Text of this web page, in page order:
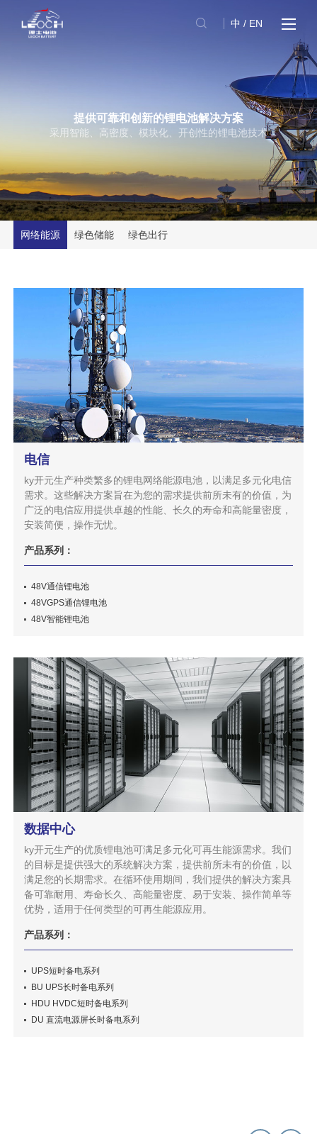
中 / EN
提供可靠和创新的锂电池解决方案
采用智能、高密度、模块化、开创性的锂电池技术
网络能源 绿色储能 绿色出行
电信
ky开元生产种类繁多的锂电网络能源电池，以满足多元化电信
需求。这些解决方案旨在为您的需求提供前所未有的价值，为
广泛的电信应用提供卓越的性能、长久的寿命和高能量密度，
安装简便，操作无忧。
产品系列：
48V通信锂电池
48VGPS通信锂电池
48V智能锂电池
数据中心
ky开元生产的优质锂电池可满足多元化可再生能源需求。我们
的目标是提供强大的系统解决方案，提供前所未有的价值，以
满足您的长期需求。在循环使用期间，我们提供的解决方案具
备可靠耐用、寿命长久、高能量密度、易于安装、操作简单等
优势，适用于任何类型的可再生能源应用。
产品系列：
UPS短时备电系列
BU UPS长时备电系列
HDU HVDC短时备电系列
DU 直流电源屏长时备电系列